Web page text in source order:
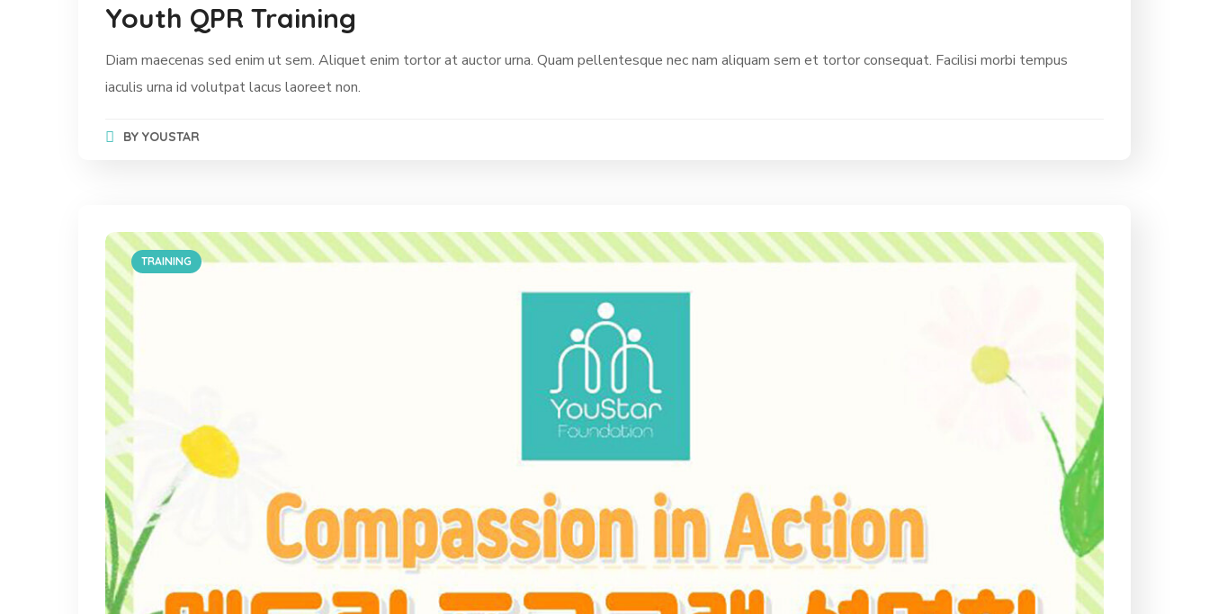
Youth QPR Training
Diam maecenas sed enim ut sem. Aliquet enim tortor at auctor urna. Quam pellentesque nec nam aliquam sem et tortor consequat. Facilisi morbi tempus
iaculis urna id volutpat lacus laoreet non.
BY YOUSTAR
TRAINING